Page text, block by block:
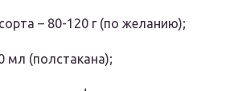
– 80-120 г (по желанию);
мл (полстакана);